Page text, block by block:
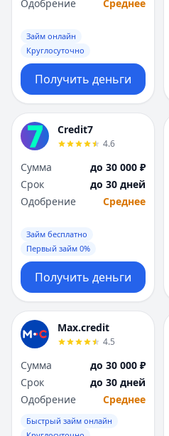
Одобрение
Среднее
Займ онлайн
Круглосуточно
Получить деньги
Credit7
4.6
Сумма
до 30 000 ₽
Срок
до 30 дней
Одобрение
Среднее
Займ бесплатно
Первый займ 0%
Получить деньги
Max.credit
4.5
Сумма
до 30 000 ₽
Срок
до 30 дней
Одобрение
Среднее
Быстрый займ онлайн